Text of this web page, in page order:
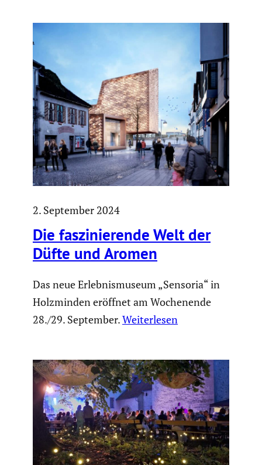
2. September 2024
Die faszi­nie­rende Welt der
Düfte und Aromen
Das neue Erlebnismuseum „Sensoria“ in
Holzminden eröffnet am Wochenende
28./29. September.Weiterlesen